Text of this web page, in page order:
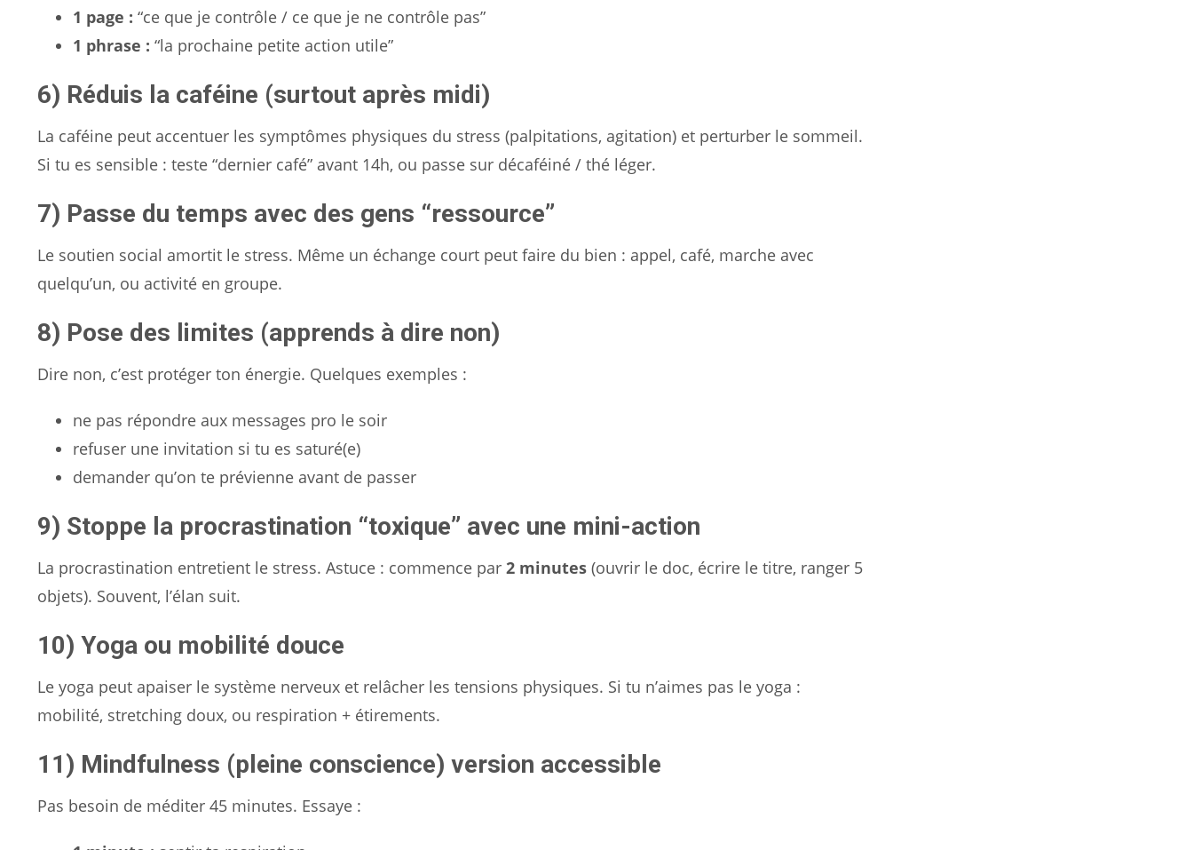
1 page : “ce que je contrôle / ce que je ne contrôle pas”
1 phrase : “la prochaine petite action utile”
6) Réduis la caféine (surtout après midi)
La caféine peut accentuer les symptômes physiques du stress (palpitations, agitation) et perturber le sommeil.
Si tu es sensible : teste “dernier café” avant 14h, ou passe sur décaféiné / thé léger.
7) Passe du temps avec des gens “ressource”
Le soutien social amortit le stress. Même un échange court peut faire du bien : appel, café, marche avec
quelqu’un, ou activité en groupe.
8) Pose des limites (apprends à dire non)
Dire non, c’est protéger ton énergie. Quelques exemples :
ne pas répondre aux messages pro le soir
refuser une invitation si tu es saturé(e)
demander qu’on te prévienne avant de passer
9) Stoppe la procrastination “toxique” avec une mini-action
La procrastination entretient le stress. Astuce : commence par 2 minutes (ouvrir le doc, écrire le titre, ranger 5
objets). Souvent, l’élan suit.
10) Yoga ou mobilité douce
Le yoga peut apaiser le système nerveux et relâcher les tensions physiques. Si tu n’aimes pas le yoga :
mobilité, stretching doux, ou respiration + étirements.
11) Mindfulness (pleine conscience) version accessible
Pas besoin de méditer 45 minutes. Essaye :